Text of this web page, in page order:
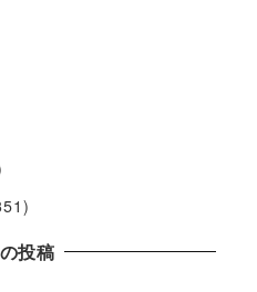
投稿